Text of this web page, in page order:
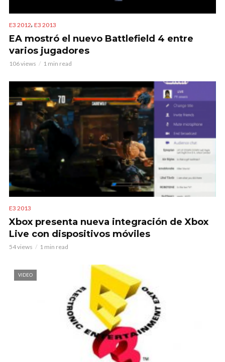
E3 2012, E3 2013
EA mostró el nuevo Battlefield 4 entre
varios jugadores
106 views 1 min read
E3 2013
Xbox presenta nueva integración de Xbox
Live con dispositivos móviles
54 views 1 min read
VIDEO